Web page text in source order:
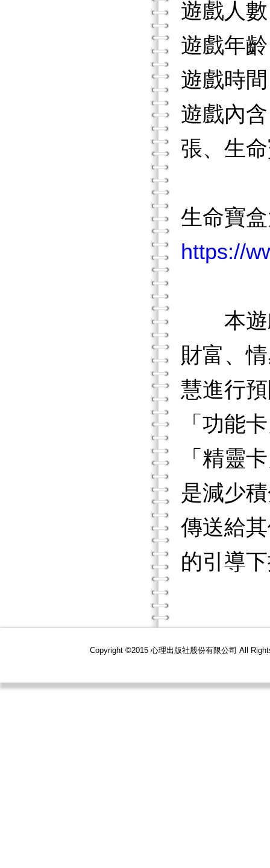
遊戲人
遊戲年
遊戲時
遊戲內
張、生
生命寶
https://
本
財富、
慧進行
「功能
「精靈
是減少
傳送給
的引導
Copyright ©2015 心理出版社股份有限公司 All